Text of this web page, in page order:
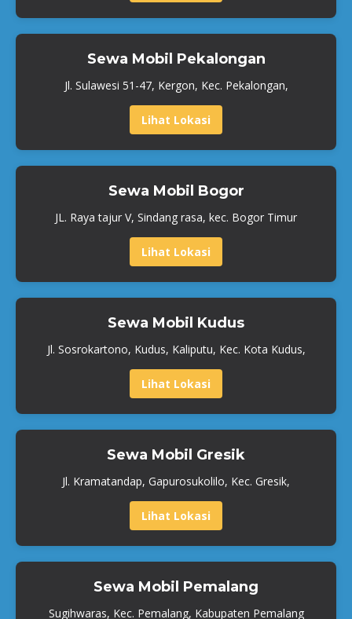
Sewa Mobil Pekalongan
Jl. Sulawesi 51-47, Kergon, Kec. Pekalongan,
Lihat Lokasi
Sewa Mobil Bogor
JL. Raya tajur V, Sindang rasa, kec. Bogor Timur
Lihat Lokasi
Sewa Mobil Kudus
Jl. Sosrokartono, Kudus, Kaliputu, Kec. Kota Kudus,
Lihat Lokasi
Sewa Mobil Gresik
Jl. Kramatandap, Gapurosukolilo, Kec. Gresik,
Lihat Lokasi
Sewa Mobil Pemalang
Sugihwaras, Kec. Pemalang, Kabupaten Pemalang